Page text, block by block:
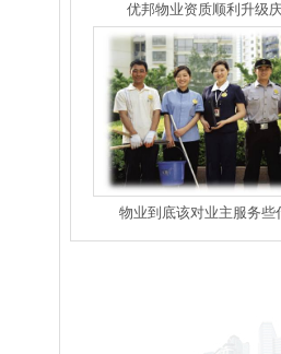
优邦物业资质顺利升级
物业到底该对业主服务些